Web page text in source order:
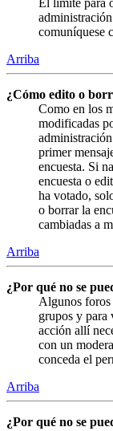
comuníquese
Arriba
¿Cómo edito o
Como en los
modificadas
primer
encuesta. Si
encuesta o
ha votado,
o borrar la
cambiadas a
Arriba
¿Por qué no se
Algunos foros
grupos y para
acción allí
con un
conceda el
Arriba
¿Por qué no se